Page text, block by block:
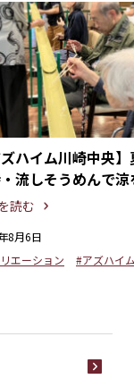
ズハイム川崎中央
流しそうめんで涼
とき
読む
8月6日
エーション
#アズハイ